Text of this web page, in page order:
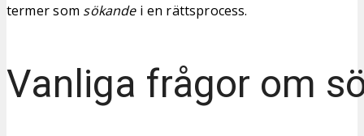
termer som sökandei en rättsprocess.
Vanliga frågor om